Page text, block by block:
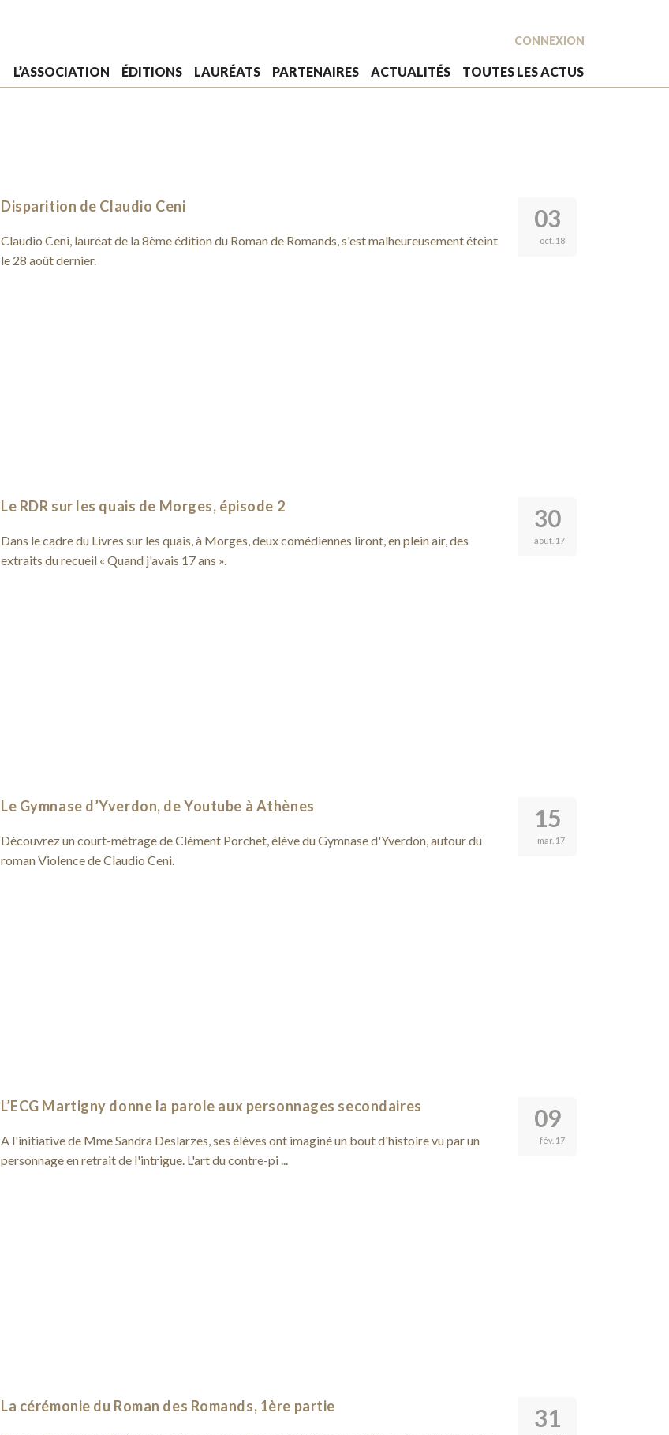
CONNEXION
L’ASSOCIATION ÉDITIONS LAURÉATS PARTENAIRES ACTUALITÉS TOUTES LES ACTUS
03
oct. 18
Disparition de Claudio Ceni
Claudio Ceni, lauréat de la 8ème édition du Roman de Romands, s'est malheureusement éteint
le 28 août dernier.
30
août. 17
Le RDR sur les quais de Morges, épisode 2
Dans le cadre du Livres sur les quais, à Morges, deux comédiennes liront, en plein air, des
extraits du recueil « Quand j'avais 17 ans ».
15
mar. 17
Le Gymnase d’Yverdon, de Youtube à Athènes
Découvrez un court-métrage de Clément Porchet, élève du Gymnase d'Yverdon, autour du
roman Violence de Claudio Ceni.
09
fév. 17
L’ECG Martigny donne la parole aux personnages secondaires
A l'initiative de Mme Sandra Deslarzes, ses élèves ont imaginé un bout d'histoire vu par un
personnage en retrait de l'intrigue. L'art du contre-pi ...
31
La cérémonie du Roman des Romands, 1ère partie